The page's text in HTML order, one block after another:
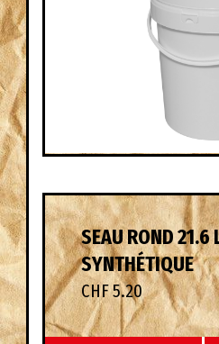
SEAU ROND 21.6
SYNTHÉTIQUE
CHF 5.20